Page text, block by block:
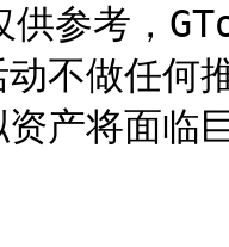
供参考，
不做任何